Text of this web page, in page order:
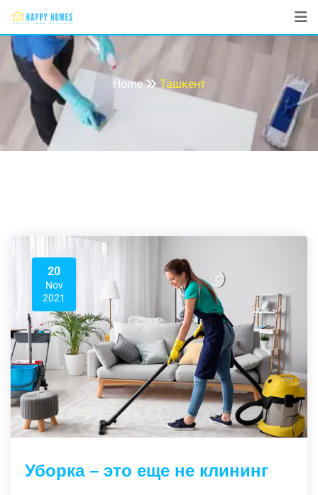
Ташкент
Home Ташкент
20
Nov
2021
Уборка – это еще не клининг